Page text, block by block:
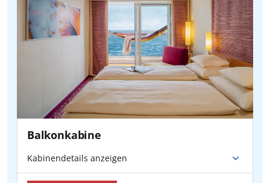
Balkonkabine
Kabinendetails anzeigen